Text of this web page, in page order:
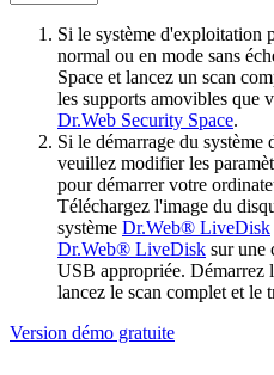
Si le système d'exploitation
normal ou en mode sans
Space et lancez un scan
les supports amovibles que
Dr.Web Security Space.
Si le démarrage du
veuillez modifier les
pour démarrer votre
Téléchargez l'image du
système Dr.Web® LiveDisk
Dr.Web® LiveDisk sur une
USB appropriée. Démarrez
lancez le scan complet et le
Version démo gratuite